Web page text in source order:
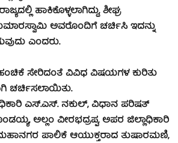
ಹಾಕಿಕೊಳ್ಳಲಾಗಿದ್ದು, ಶೀಘ್ರ
ಅವರೊಂದಿಗೆ ಚರ್ಚಿಸಿ ಇದನ್ನು
ಎಂದರು.
ಸೇರಿದಂತೆ ವಿವಿಧ ವಿಷಯಗಳ ಕುರಿತು
ಚರ್ಚಿಸಲಾಯಿತು.
ಎಸ್.ಎಸ್. ನಕುಲ್, ವಿಧಾನ ಪರಿಷತ್
ಅಲ್ಲಂ ವೀರಭದ್ರಪ್ಪ, ಅಪರ ಜಿಲ್ಲಾಧಿಕಾರಿ
ಪಾಲಿಕೆ ಆಯುಕ್ತರಾದ ತುಷಾರಮಣಿ,